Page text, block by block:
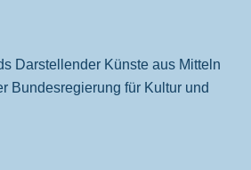
Darstellender Künste aus Mitteln
Bundesregierung für Kultur und